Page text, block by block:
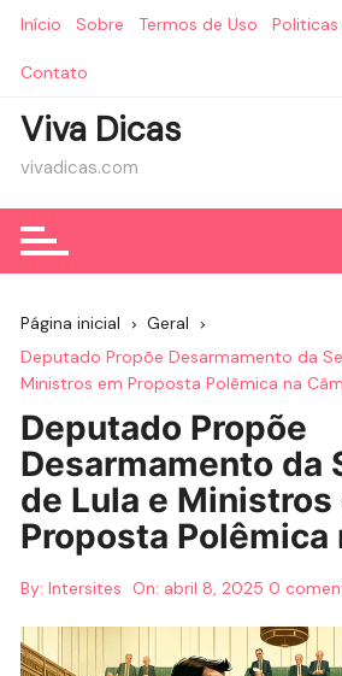
Início Sobre Termos de Uso
Contato
Viva Dicas
vivadicas.com
Página inicial
Geral
Deputado Propõe Desarmamento da
Ministros em Proposta Polêmica na
Deputado Propõe
Desarmamento da
de Lula e Ministros
Proposta Polêmica
By: Intersites On: abril 8, 2025 0